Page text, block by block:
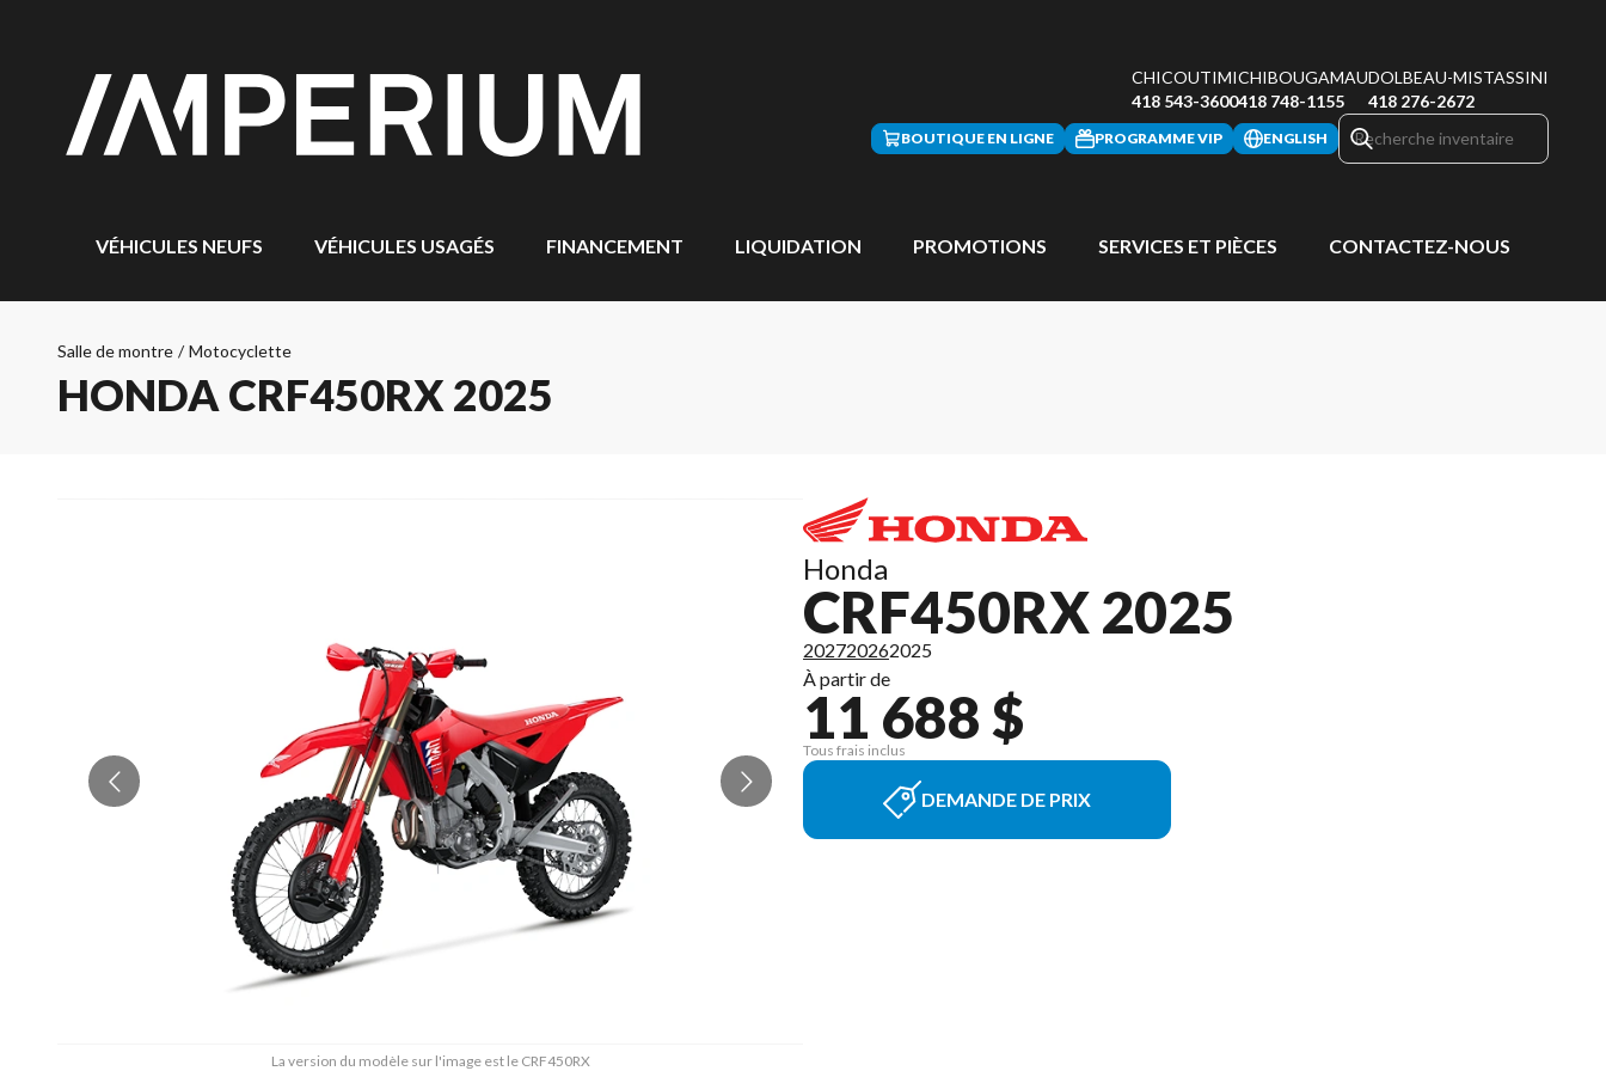
CHICOUTIMI
418 543-3600
CHIBOUGAMAU
418 748-1155
DOLBEAU-MISTASSINI
418 276-2672
BOUTIQUE EN LIGNE PROGRAMME VIP ENGLISH
VÉHICULES NEUFS VÉHICULES USAGÉS FINANCEMENT LIQUIDATION PROMOTIONS SERVICES ET PIÈCES CONTACTEZ-NOUS
Salle de montre / Motocyclette
HONDA CRF450RX 2025
La version du modèle sur l'image est le CRF450RX
Honda
CRF450RX 2025
202720262025
À partir de
11 688 $
Tous frais inclus
DEMANDE DE PRIX